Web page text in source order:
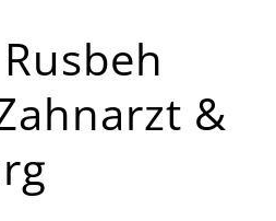
&